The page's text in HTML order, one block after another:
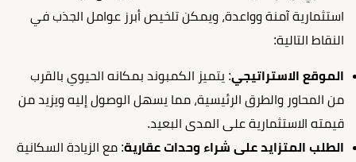
استثمارية آمنة وواعدة، ويمكن تلخيص أبرز عوامل الجذب في
النقاط التالية:
الموقع الاستراتيجي: يتميز الكمبوند بمكانه الحيوي بالقرب
من المحاور والطرق الرئيسية، مما يسهل الوصول إليه ويزيد من
قيمته الاستثمارية على المدى البعيد.
الطلب المتزايد على شراء وحدات عقارية: مع الزيادة السكانية